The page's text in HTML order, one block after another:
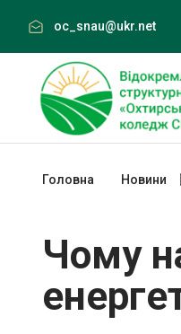
content
oc_snau@ukr.net
Головна Новини
Чому